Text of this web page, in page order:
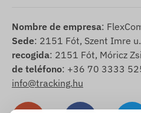
Nombre de empresa:
Sede: 2151 Fót, Szent Imre
recogida: 2151 Fót, Móricz
de teléfono: +36 70 3333
info@tracking.hu